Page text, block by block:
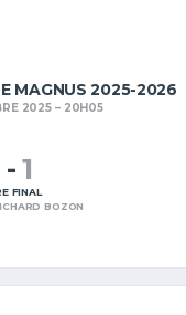
MAGNUS 2025-2026
2025 20H05
-1
FINAL
BOZON